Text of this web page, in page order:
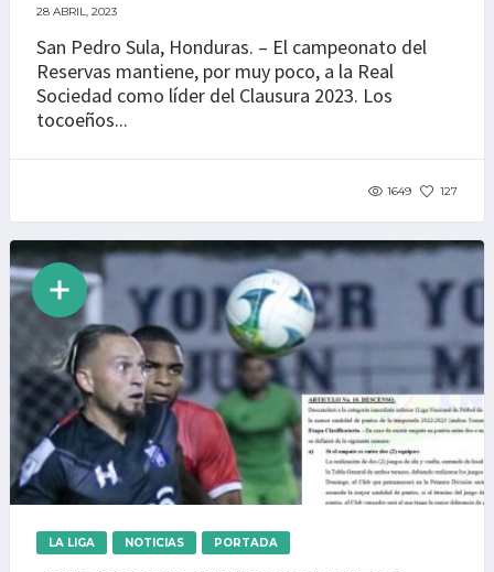
28 ABRIL, 2023
San Pedro Sula, Honduras. – El campeonato del
Reservas mantiene, por muy poco, a la Real
Sociedad como líder del Clausura 2023. Los
tocoeños...
1649 127
LA LIGA NOTICIAS PORTADA